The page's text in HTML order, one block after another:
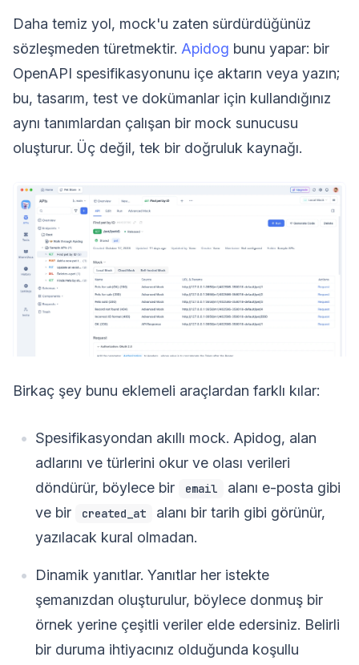
Daha temiz yol, mock'u zaten sürdürdüğünüz
sözleşmeden türetmektir. Apidog bunu yapar: bir
OpenAPI spesifikasyonunu içe aktarın veya yazın;
bu, tasarım, test ve dokümanlar için kullandığınız
aynı tanımlardan çalışan bir mock sunucusu
oluşturur. Üç değil, tek bir doğruluk kaynağı.
Birkaç şey bunu eklemeli araçlardan farklı kılar:
Spesifikasyondan akıllı mock. Apidog, alan
adlarını ve türlerini okur ve olası verileri
döndürür, böylece bir
email
alanı e-posta gibi
ve bir
created_at
alanı bir tarih gibi görünür,
yazılacak kural olmadan.
Dinamik yanıtlar. Yanıtlar her istekte
şemanızdan oluşturulur, böylece donmuş bir
örnek yerine çeşitli veriler elde edersiniz. Belirli
bir duruma ihtiyacınız olduğunda koşullu